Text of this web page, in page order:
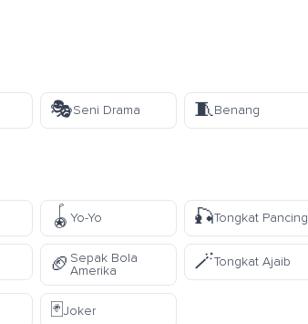
🎭Seni Drama 🧵Benang
🪀 Yo-Yo 🎣Tongkat Pancing
🏈 Sepak Bola
Amerika
🪄Tongkat Ajaib
🃏Joker